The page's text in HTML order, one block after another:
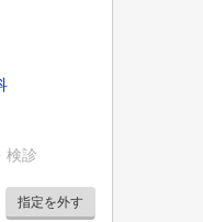
検診
指定を外す